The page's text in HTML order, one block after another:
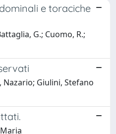
e toraciche
G.; Cuomo, R.;
Nazario; Giulini, Stefano